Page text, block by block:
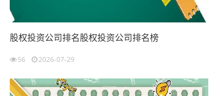
股权投资公司排名股权投资公司排名榜
56 2026-07-29